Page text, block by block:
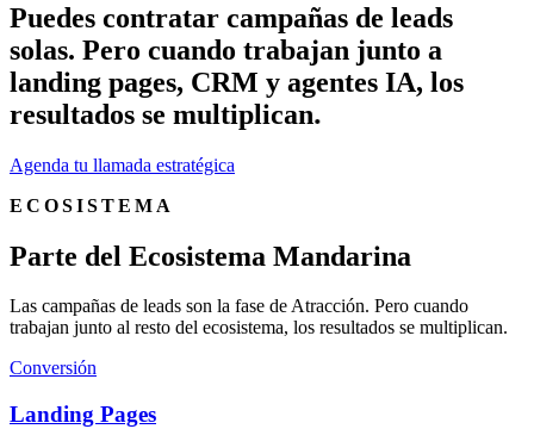
Puedes contratar campañas de leads
solas. Pero cuando trabajan junto a
landing pages, CRM y agentes IA, los
resultados se multiplican.
Agenda tu llamada estratégica
ECOSISTEMA
Parte del Ecosistema Mandarina
Las campañas de leads son la fase de Atracción. Pero cuando
trabajan junto al resto del ecosistema, los resultados se multiplican.
Conversión
Landing Pages